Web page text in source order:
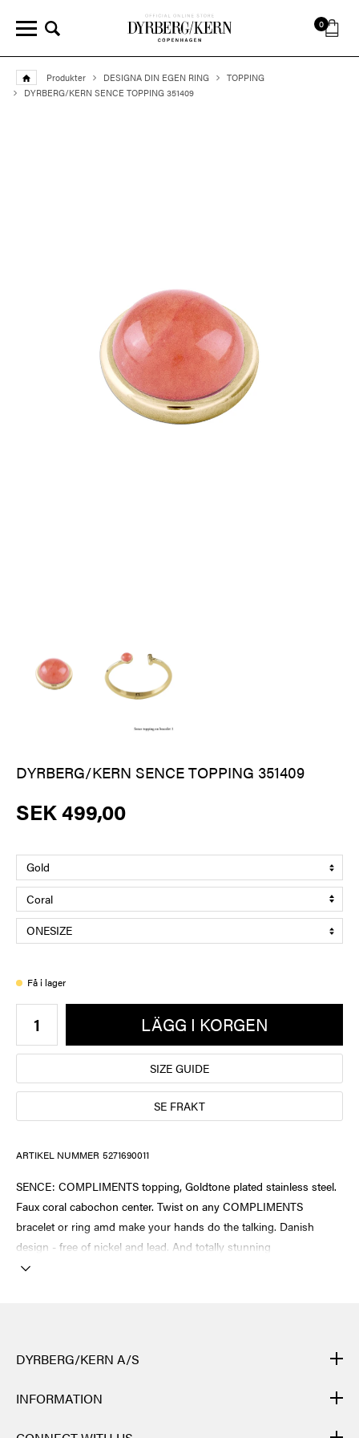
0
Produkter DESIGNA DIN EGEN RING
TOPPING
DYRBERG/KERN SENCE TOPPING 351409
DYRBERG/KERN SENCE TOPPING 351409
SEK 499,00
Få i lager
LÄGG I KORGEN
SIZE GUIDE
SE FRAKT
ARTIKEL NUMMER 5271690011
SENCE: COMPLIMENTS topping, Goldtone plated stainless steel.
Faux coral cabochon center. Twist on any COMPLIMENTS
bracelet or ring amd make your hands do the talking. Danish
design - free of nickel and lead. And totally stunning
DYRBERG/KERN A/S
DYRBERG/KERNs produkter är handgjorda och genomgår många
olika moment: från gjutning, polering och plätering av
grundstommen i metall till flätning av lädret för hand, till skärning,
INFORMATION